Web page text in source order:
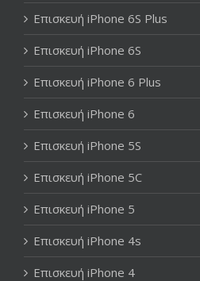
Επισκευή iPhone 6S Plus
Επισκευή iPhone 6S
Επισκευή iPhone 6 Plus
Επισκευή iPhone 6
Επισκευή iPhone 5S
Επισκευή iPhone 5C
Επισκευή iPhone 5
Επισκευή iPhone 4s
Επισκευή iPhone 4